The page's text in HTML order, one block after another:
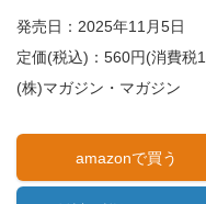
発売日：2025年11月5日
定価(税込)：560円(消費税
(株)マガジン・マガジン
amazonで買う